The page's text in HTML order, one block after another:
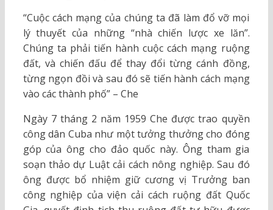
“Cuộc cách mạng của chúng ta đã làm đổ vỡ mọi
lý thuyết của những “nhà chiến lược xe lăn”.
Chúng ta phải tiến hành cuộc cách mạng ruộng
đất, và chiến đấu để thay đổi từng cánh đồng,
từng ngọn đồi và sau đó sẽ tiến hành cách mạng
vào các thành phố” – Che
Ngày 7 tháng 2 năm 1959 Che được trao quyền
công dân Cuba như một tưởng thưởng cho đóng
góp của ông cho đảo quốc này. Ông tham gia
soạn thảo dự Luật cải cách nông nghiệp. Sau đó
ông được bổ nhiệm giữ cương vị Trưởng ban
công nghiệp của viện cải cách ruộng đất Quốc